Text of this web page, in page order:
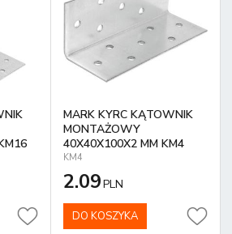
MARK KYRC KĄTOWNIK
MONTAŻOWY
40X40X100X2 MM KM4
KM4
2.09PLN
DO KOSZYKA